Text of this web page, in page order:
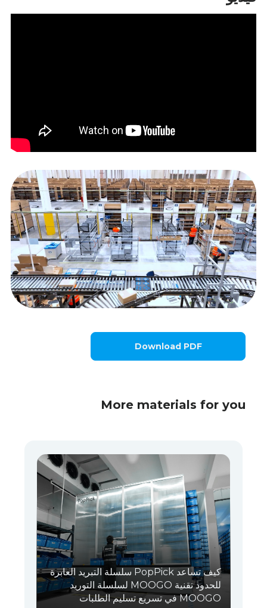
Download PDF
More materials for you
كيف تساعد PopPick سلسلة التبريد العابرة
للحدود تقنية MOOGO لسلسلة التوريد
MOOGO في تسريع تسليم الطلبات